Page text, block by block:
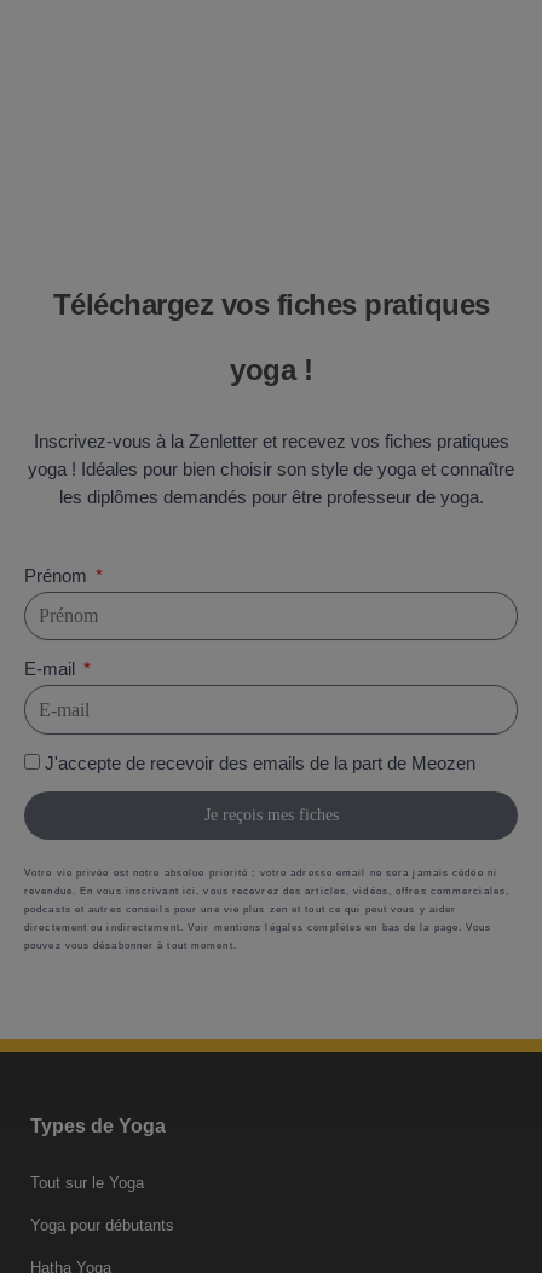
Téléchargez vos fiches pratiques
yoga !
Inscrivez-vous à la Zenletter et recevez vos fiches pratiques
yoga ! Idéales pour bien choisir son style de yoga et connaître
les diplômes demandés pour être professeur de yoga.
Prénom
E-mail
J'accepte de recevoir des emails de la part de Meozen
Je reçois mes fiches
Votre vie privée est notre absolue priorité : votre adresse email ne sera jamais cédée ni
revendue. En vous inscrivant ici, vous recevrez des articles, vidéos, offres commerciales,
podcasts et autres conseils pour une vie plus zen et tout ce qui peut vous y aider
directement ou indirectement. Voir mentions légales complètes en bas de la page. Vous
pouvez vous désabonner à tout moment.
Types de Yoga
Tout sur le Yoga
Yoga pour débutants
Hatha Yoga